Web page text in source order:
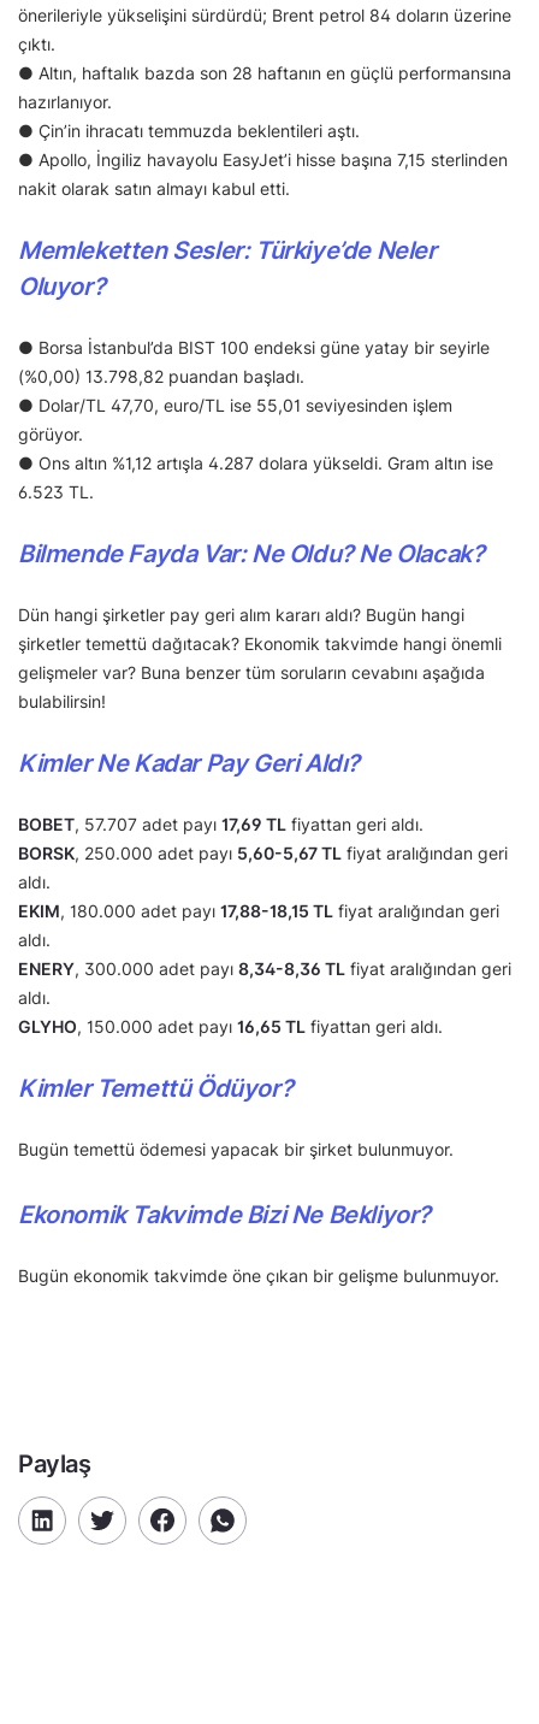
önerileriyle yükselişini sürdürdü; Brent petrol 84 doların üzerine
çıktı.
● Altın, haftalık bazda son 28 haftanın en güçlü performansına
hazırlanıyor.
● Çin’in ihracatı temmuzda beklentileri aştı.
● Apollo, İngiliz havayolu EasyJet’i hisse başına 7,15 sterlinden
nakit olarak satın almayı kabul etti.
Memleketten Sesler: Türkiye’de Neler
Oluyor?
● Borsa İstanbul’da BIST 100 endeksi güne yatay bir seyirle
(%0,00) 13.798,82 puandan başladı.
● Dolar/TL 47,70, euro/TL ise 55,01 seviyesinden işlem
görüyor.
● Ons altın %1,12 artışla 4.287 dolara yükseldi. Gram altın ise
6.523 TL.
Bilmende Fayda Var: Ne Oldu? Ne Olacak?
Dün hangi şirketler pay geri alım kararı aldı? Bugün hangi
şirketler temettü dağıtacak? Ekonomik takvimde hangi önemli
gelişmeler var? Buna benzer tüm soruların cevabını aşağıda
bulabilirsin!
Kimler Ne Kadar Pay Geri Aldı?
BOBET, 57.707 adet payı 17,69 TL fiyattan geri aldı.
BORSK, 250.000 adet payı 5,60-5,67 TL fiyat aralığından geri
aldı.
EKIM, 180.000 adet payı 17,88-18,15 TL fiyat aralığından geri
aldı.
ENERY, 300.000 adet payı 8,34-8,36 TL fiyat aralığından geri
aldı.
GLYHO, 150.000 adet payı 16,65 TL fiyattan geri aldı.
Kimler Temettü Ödüyor?
Bugün temettü ödemesi yapacak bir şirket bulunmuyor.
Ekonomik Takvimde Bizi Ne Bekliyor?
Bugün ekonomik takvimde öne çıkan bir gelişme bulunmuyor.
Paylaş